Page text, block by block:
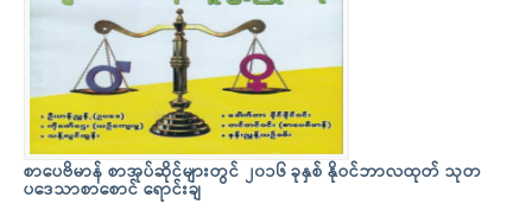
စာပေဗိမာန် စာအုပ်ဆိုင်များတွင် ၂၀၁၆ ခုနှစ် နိုဝင်ဘာလထုတ် သုတ
ပဒေသာစာစောင် ရောင်းချ